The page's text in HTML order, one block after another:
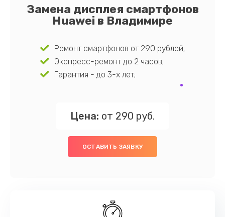
Замена дисплея смартфонов
Huawei в Владимире
Ремонт смартфонов от 290 рублей;
Экспресс-ремонт до 2 часов;
Гарантия - до 3-х лет;
Цена: от 290 руб.
ОСТАВИТЬ ЗАЯВКУ